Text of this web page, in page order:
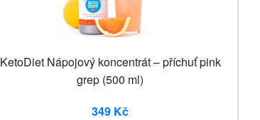
KetoDiet Nápojový koncentrát – příchuť pink
grep (500 ml)
349 Kč